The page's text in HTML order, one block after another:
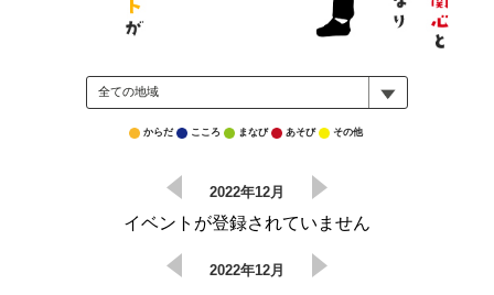
からだ こころ まなび あそび その他
2022年12月
イベントが登録されていません
2022年12月